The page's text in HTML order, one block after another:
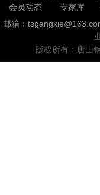
会员动态
专家库
邮箱：
版权所有：唐山